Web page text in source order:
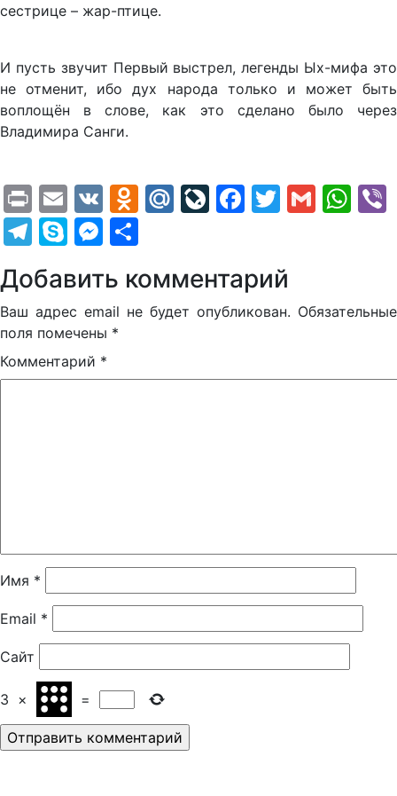
сестрице – жар-птице.
И пусть звучит Первый выстрел, легенды Ых-мифа это
не отменит, ибо дух народа только и может быть
воплощён в слове, как это сделано было через
Владимира Санги.
PrintEmail
VK Odnoklassniki
Mail.Ru
LiveJournal
Facebook
Twitter
Gmail
Telegram
SkypeMessenger
Добавить комментарий
Ваш адрес email не будет опубликован. Обязательные
поля помечены *
Комментарий *
Имя *
Email *
Сайт
3 × =